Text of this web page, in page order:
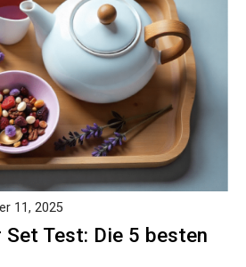
Set Test: Die 5 besten
11, 2025